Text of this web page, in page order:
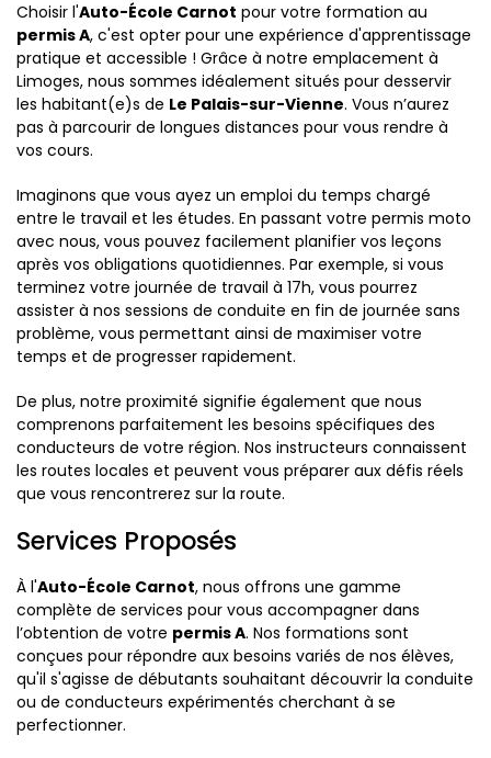
Choisir l'Auto-École Carnot pour votre formation au
permis A, c'est opter pour une expérience d'apprentissage
pratique et accessible ! Grâce à notre emplacement à
Limoges, nous sommes idéalement situés pour desservir
les habitant(e)s de Le Palais-sur-Vienne. Vous n’aurez
pas à parcourir de longues distances pour vous rendre à
vos cours.
Imaginons que vous ayez un emploi du temps chargé
entre le travail et les études. En passant votre permis moto
avec nous, vous pouvez facilement planifier vos leçons
après vos obligations quotidiennes. Par exemple, si vous
terminez votre journée de travail à 17h, vous pourrez
assister à nos sessions de conduite en fin de journée sans
problème, vous permettant ainsi de maximiser votre
temps et de progresser rapidement.
De plus, notre proximité signifie également que nous
comprenons parfaitement les besoins spécifiques des
conducteurs de votre région. Nos instructeurs connaissent
les routes locales et peuvent vous préparer aux défis réels
que vous rencontrerez sur la route.
Services Proposés
À l'Auto-École Carnot, nous offrons une gamme
complète de services pour vous accompagner dans
l’obtention de votre permis A. Nos formations sont
conçues pour répondre aux besoins variés de nos élèves,
qu'il s'agisse de débutants souhaitant découvrir la conduite
ou de conducteurs expérimentés cherchant à se
perfectionner.